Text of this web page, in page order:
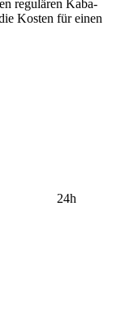
regulären Kaba-
Kosten für einen
24h